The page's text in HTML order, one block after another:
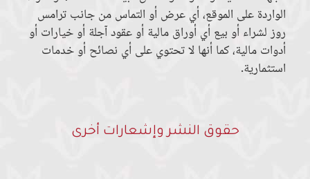
الواردة على الموقع، أي عرض أو التماس من جانب ترامس
روز لشراء أو بيع أي أوراق مالية أو عقود آجلة أو خيارات أو
أدوات مالية، كما أنها لا تحتوي على أي نصائح أو خدمات
استثمارية.
حقوق النشر وإشعارات أخرى